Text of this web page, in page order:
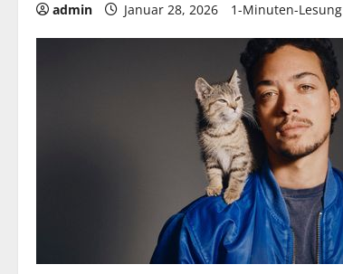
admin Januar 28, 2026 1-Minuten-Lesung